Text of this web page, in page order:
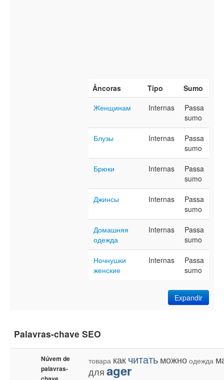
Âncoras Tipo
Sumo
Женщинам
Internas
Passa
sumo
Блузы Internas
Passa
sumo
Брюки Internas
Passa
sumo
Джинсы Internas
Passa
sumo
Домашняя
одежда
Internas
Passa
sumo
Ночнушки
женские
Internas
Passa
sumo
Expandir
Palavras-chave SEO
Núvem de
palavras-
товара какчитатьможно одежда
дляager